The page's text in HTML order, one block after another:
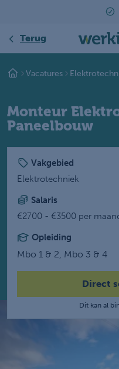
Terug
Vacatures
Monteur
Paneelbouw
Vakgebied
Elektrotechniek
Salaris
€2700 - €3500 per
Opleiding
Mbo 1 & 2, Mbo 3 & 4
Direct
Dit kan al